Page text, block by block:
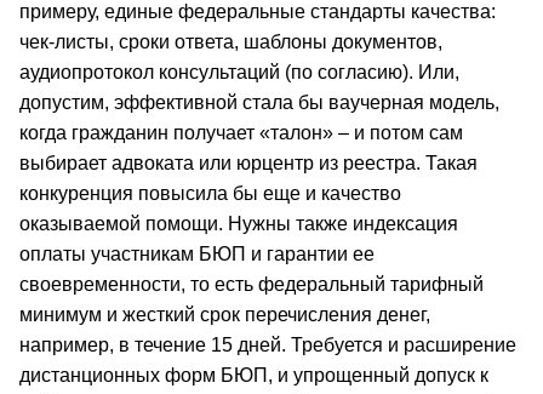
примеру, единые федеральные стандарты качества:
чек-листы, сроки ответа, шаблоны документов,
аудиопротокол консультаций (по согласию). Или,
допустим, эффективной стала бы ваучерная модель,
когда гражданин получает «талон» – и потом сам
выбирает адвоката или юрцентр из реестра. Такая
конкуренция повысила бы еще и качество
оказываемой помощи. Нужны также индексация
оплаты участникам БЮП и гарантии ее
своевременности, то есть федеральный тарифный
минимум и жесткий срок перечисления денег,
например, в течение 15 дней. Требуется и расширение
дистанционных форм БЮП, и упрощенный допуск к